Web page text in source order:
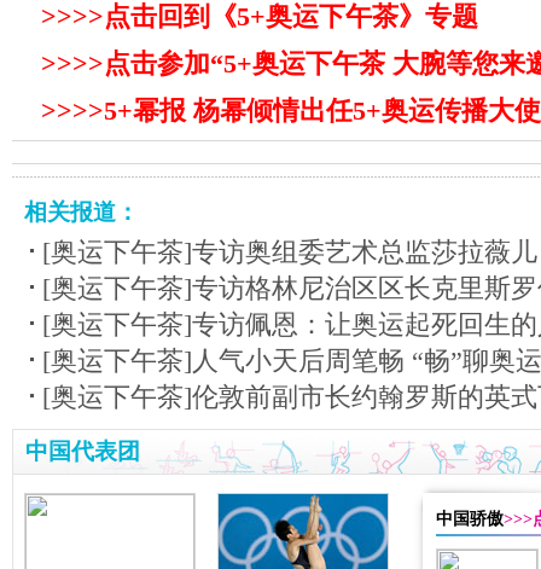
>>>>点击回到《5+奥运下午茶》专题
>>>>点击参加“5+奥运下午茶 大腕等您来
>>>>5+幂报 杨幂倾情出任5+奥运传播大使
相关报道：
[奥运下午茶]专访奥组委艺术总监莎拉薇儿
[奥运下午茶]专访格林尼治区区长克里斯
[奥运下午茶]专访佩恩：让奥运起死回生
[奥运下午茶]人气小天后周笔畅 “畅”聊奥运
[奥运下午茶]伦敦前副市长约翰罗斯的英
中国代表团
中国骄傲>>>